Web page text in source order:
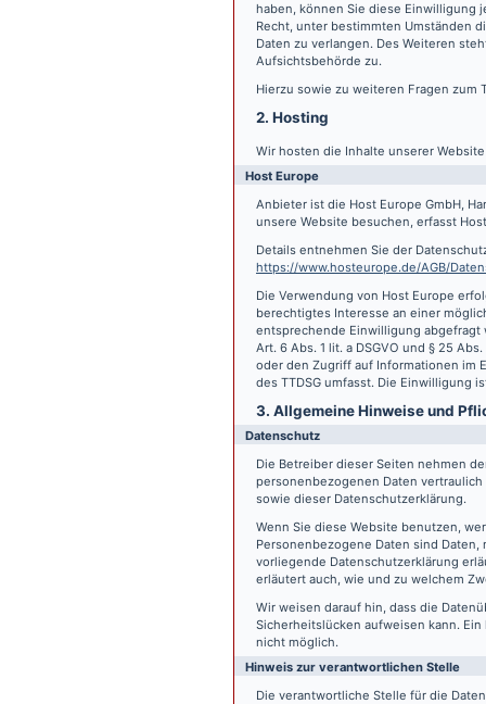
haben, können Sie diese Einwilligung
Recht, unter bestimmten Umständen
Daten zu verlangen. Des Weiteren
Aufsichtsbehörde zu.
Hierzu sowie zu weiteren Fragen zum
2. Hosting
Wir hosten die Inhalte unserer
Host Europe
Anbieter ist die Host Europe GmbH,
unsere Website besuchen, erfasst
Details entnehmen Sie der
https://www.hosteurope.de/AGB/
Die Verwendung von Host Europe
berechtigtes Interesse an einer
entsprechende Einwilligung abgefragt
Art. 6 Abs. 1 lit. a DSGVO und § 25
oder den Zugriff auf Informationen im
des TTDSG umfasst. Die Einwilligung
3. Allgemeine Hinweise und
Datenschutz
Die Betreiber dieser Seiten nehmen
personenbezogenen Daten
sowie dieser Datenschutzerklärung.
Wenn Sie diese Website benutzen,
Personenbezogene Daten sind
vorliegende Datenschutzerklärung
erläutert auch, wie und zu welchem
Wir weisen darauf hin, dass die
Sicherheitslücken aufweisen kann.
nicht möglich.
Hinweis zur verantwortlichen Stelle
Die verantwortliche Stelle für die